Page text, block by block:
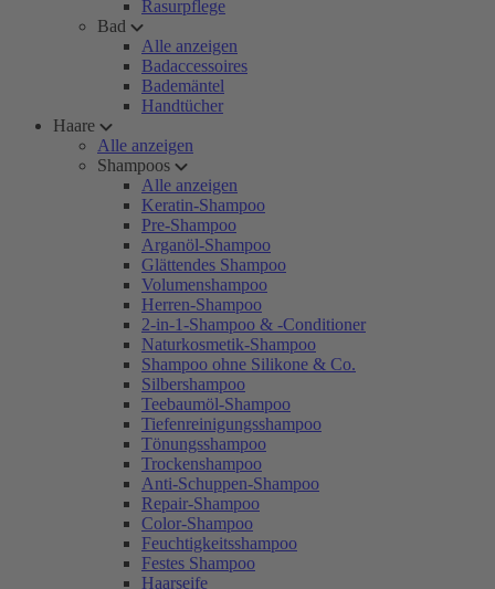
Rasurpflege
Bad
Alle anzeigen
Badaccessoires
Bademäntel
Handtücher
Haare
Alle anzeigen
Shampoos
Alle anzeigen
Keratin-Shampoo
Pre-Shampoo
Arganöl-Shampoo
Glättendes Shampoo
Volumenshampoo
Herren-Shampoo
2-in-1-Shampoo & -Conditioner
Naturkosmetik-Shampoo
Shampoo ohne Silikone & Co.
Silbershampoo
Teebaumöl-Shampoo
Tiefenreinigungsshampoo
Tönungsshampoo
Trockenshampoo
Anti-Schuppen-Shampoo
Repair-Shampoo
Color-Shampoo
Feuchtigkeitsshampoo
Festes Shampoo
Haarseife